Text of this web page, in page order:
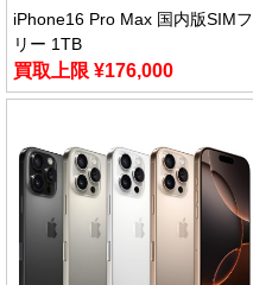
iPhone16 Pro Max 国内版SIMフ
リー 1TB
買取上限 ¥176,000